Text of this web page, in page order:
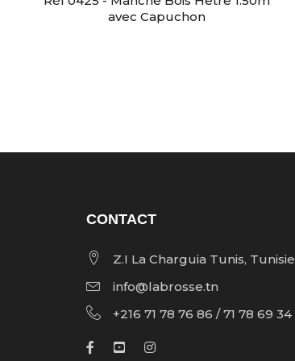
avec Capuchon
CONTACT
Z.I La Charguia Tunis, Tunisie
info@labrosse.tn
+216 71 78 76 86 / 71 78 69 34